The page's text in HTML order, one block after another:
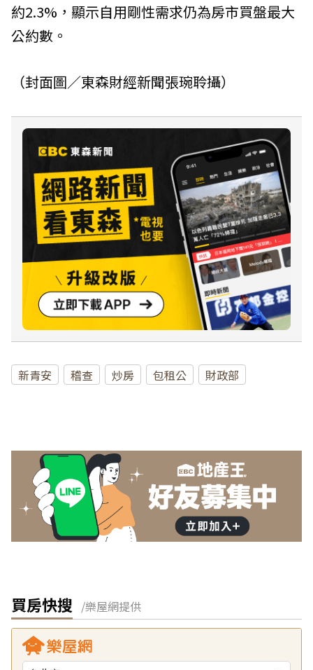
約2.3%，顯示自用剛性需求仍為房市買盤最大
公約數。
（封面圖／東森財經新聞張琬聆攝）
新青安 稽查 炒房 包租公 財政部
買房快搜 /樂屋網提供